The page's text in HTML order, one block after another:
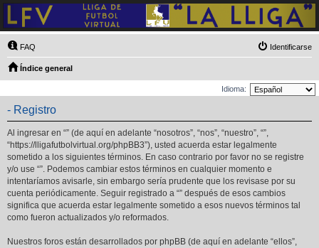
FAQ Identificarse
Índice general
Idioma:
- Registro
Al ingresar en “” (de aquí en adelante “nosotros”, “nos”, “nuestro”, “”,
“https://lligafutbolvirtual.org/phpBB3”), usted acuerda estar legalmente
sometido a los siguientes términos. En caso contrario por favor no se registre
y/o use “”. Podemos cambiar estos términos en cualquier momento e
intentaríamos avisarle, sin embargo sería prudente que los revisase por su
cuenta periódicamente. Seguir registrado a “” después de esos cambios
significa que acuerda estar legalmente sometido a esos nuevos términos tal
como fueron actualizados y/o reformados.
Nuestros foros están desarrollados por phpBB (de aquí en adelante “ellos”,